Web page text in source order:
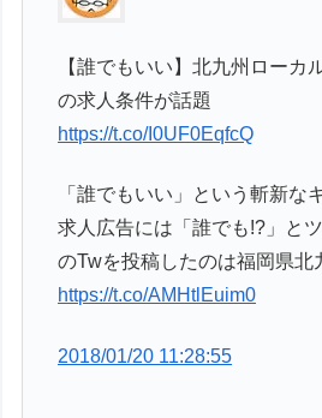
【誰でもいい】北九州ローカ
の求人条件が話題
https://t.co/I0UF0EqfcQ
「誰でもいい」という斬新な
求人広告には「誰でも!?」と
のTwを投稿したのは福岡県
https://t.co/AMHtlEuim0
2018/01/20 11:28:55